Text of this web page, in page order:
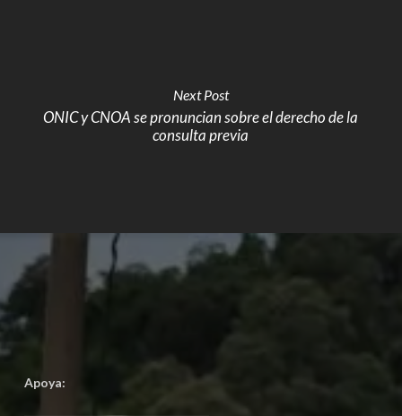
Next Post
ONIC y CNOA se pronuncian sobre el derecho de la
consulta previa
Apoya: